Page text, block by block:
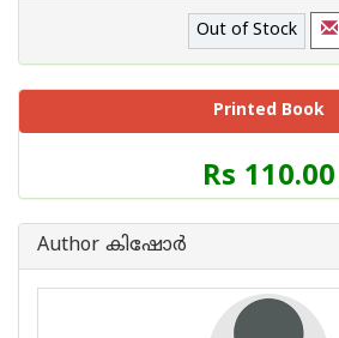
Out of Stock
Printed Book
Price
of
Rs 110.00
Author കിഷോർ